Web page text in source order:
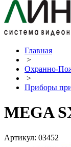
Главная
>
Охранно-
>
Приборы
MEGA
Артикул: 03452